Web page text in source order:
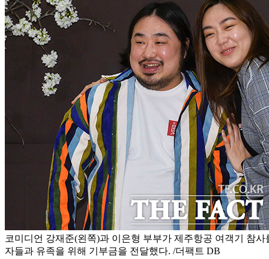
코미디언 강재준(왼쪽)과 이은형 부부가 제주항공 여객기 참
자들과 유족을 위해 기부금을 전달했다. /더팩트 DB